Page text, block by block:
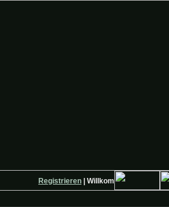
Registrieren| Willkommen auf